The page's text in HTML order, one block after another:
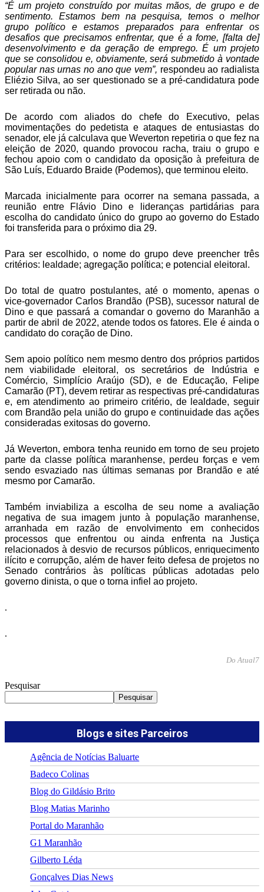
“É um projeto construído por muitas mãos, de grupo e de
sentimento. Estamos bem na pesquisa, temos o melhor
grupo político e estamos preparados para enfrentar os
desafios que precisamos enfrentar, que é a fome, [falta de]
desenvolvimento e da geração de emprego. É um projeto
que se consolidou e, obviamente, será submetido à vontade
popular nas urnas no ano que vem”, respondeu ao radialista
Eliézio Silva, ao ser questionado se a pré-candidatura pode
ser retirada ou não.
De acordo com aliados do chefe do Executivo, pelas
movimentações do pedetista e ataques de entusiastas do
senador, ele já calculava que Weverton repetiria o que fez na
eleição de 2020, quando provocou racha, traiu o grupo e
fechou apoio com o candidato da oposição à prefeitura de
São Luís, Eduardo Braide (Podemos), que terminou eleito.
Marcada inicialmente para ocorrer na semana passada, a
reunião entre Flávio Dino e lideranças partidárias para
escolha do candidato único do grupo ao governo do Estado
foi transferida para o próximo dia 29.
Para ser escolhido, o nome do grupo deve preencher três
critérios: lealdade; agregação política; e potencial eleitoral.
Do total de quatro postulantes, até o momento, apenas o
vice-governador Carlos Brandão (PSB), sucessor natural de
Dino e que passará a comandar o governo do Maranhão a
partir de abril de 2022, atende todos os fatores. Ele é ainda o
candidato do coração de Dino.
Sem apoio político nem mesmo dentro dos próprios partidos
nem viabilidade eleitoral, os secretários de Indústria e
Comércio, Simplício Araújo (SD), e de Educação, Felipe
Camarão (PT), devem retirar as respectivas pré-candidaturas
e, em atendimento ao primeiro critério, de lealdade, seguir
com Brandão pela união do grupo e continuidade das ações
consideradas exitosas do governo.
Já Weverton, embora tenha reunido em torno de seu projeto
parte da classe política maranhense, perdeu forças e vem
sendo esvaziado nas últimas semanas por Brandão e até
mesmo por Camarão.
Também inviabiliza a escolha de seu nome a avaliação
negativa de sua imagem junto à população maranhense,
arranhada em razão de envolvimento em conhecidos
processos que enfrentou ou ainda enfrenta na Justiça
relacionados à desvio de recursos públicos, enriquecimento
ilícito e corrupção, além de haver feito defesa de projetos no
Senado contrários às políticas públicas adotadas pelo
governo dinista, o que o torna infiel ao projeto.
.
.
Do Atual7
Pesquisar
Pesquisar
Blogs e sites Parceiros
Agência de Notícias Baluarte
Badeco Colinas
Blog do Gildásio Brito
Blog Matias Marinho
Portal do Maranhão
G1 Maranhão
Gilberto Léda
Gonçalves Dias News